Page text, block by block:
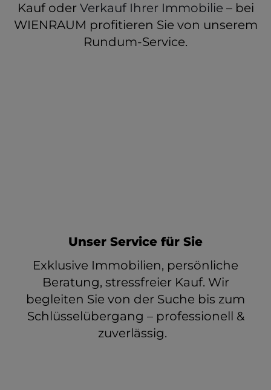
Kauf oder Verkauf Ihrer Immobilie – bei
WIENRAUM profitieren Sie von unserem
Rundum-Service.
Unser Service für Sie
Exklusive Immobilien, persönliche
Beratung, stressfreier Kauf. Wir
begleiten Sie von der Suche bis zum
Schlüsselübergang – professionell &
zuverlässig.